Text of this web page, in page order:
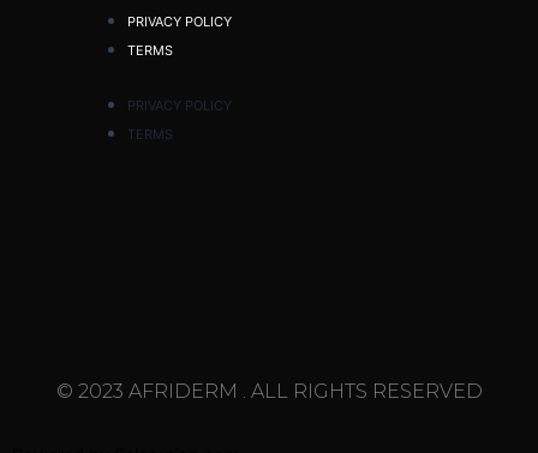
PRIVACY POLICY
TERMS
PRIVACY POLICY
TERMS
© 2023 AFRIDERM . ALL RIGHTS RESERVED